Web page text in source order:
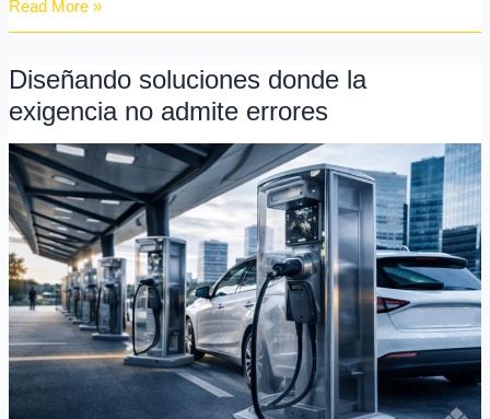
Read More »
Diseñando soluciones donde la
exigencia no admite errores
Diseñando
soluciones
donde
la
exigencia
no
admite
errores